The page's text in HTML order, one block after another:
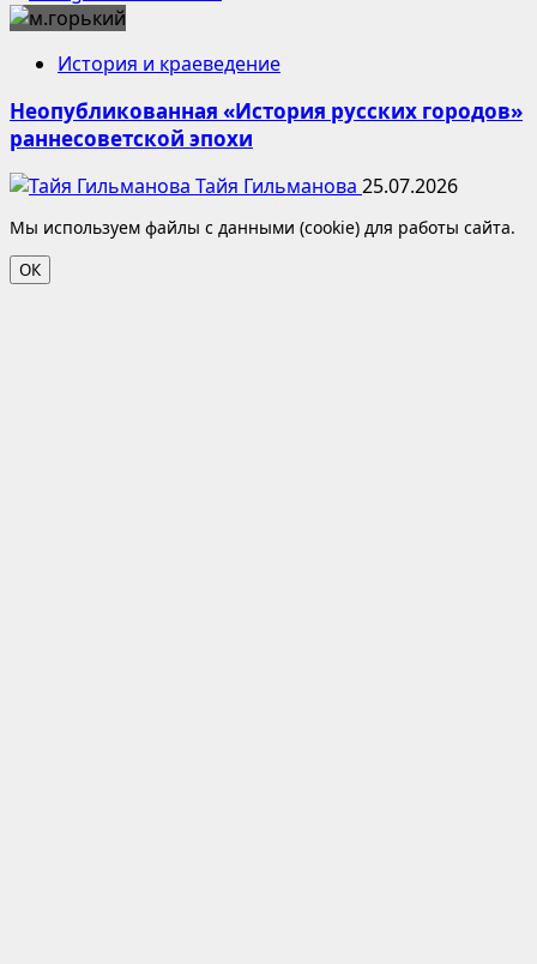
История и краеведение
Неопубликованная «История русских городов»
раннесоветской эпохи
Тайя Гильманова 25.07.2026
Мы используем файлы с данными (cookie) для работы сайта.
ОК